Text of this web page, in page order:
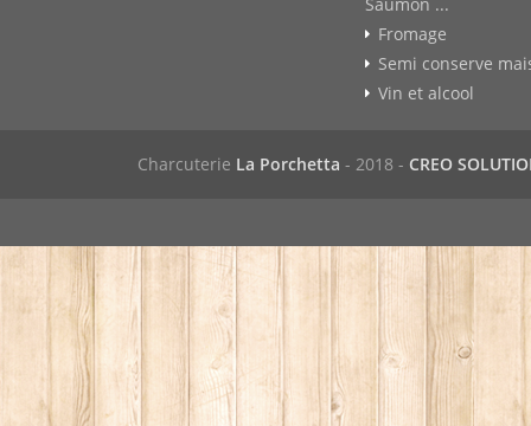
Fromage
Semi conserve
Vin et alcool
Charcuterie La Porchetta - 2018 - CREO